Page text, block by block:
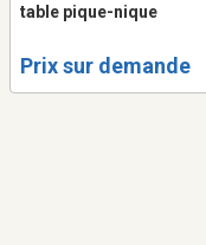
table pique-nique
Prix sur demande